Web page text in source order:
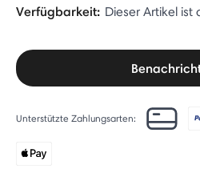
Verfügbarkeit: Dieser Artikel
Unterstützte Zahlungsarten: